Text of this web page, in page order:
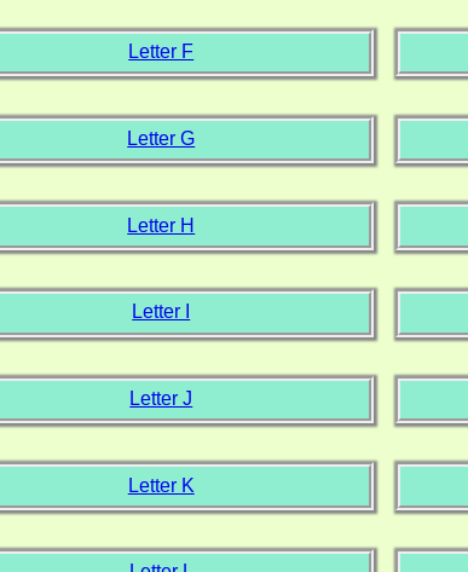
Letter F
Letter G
Letter H
Letter I
Letter J
Letter K